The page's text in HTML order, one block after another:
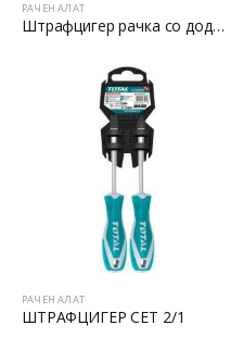
РАЧЕН АЛАТ
Штрафцигер рачка со додатоци
РАЧЕН АЛАТ
ШТРАФЦИГЕР СЕТ 2/1